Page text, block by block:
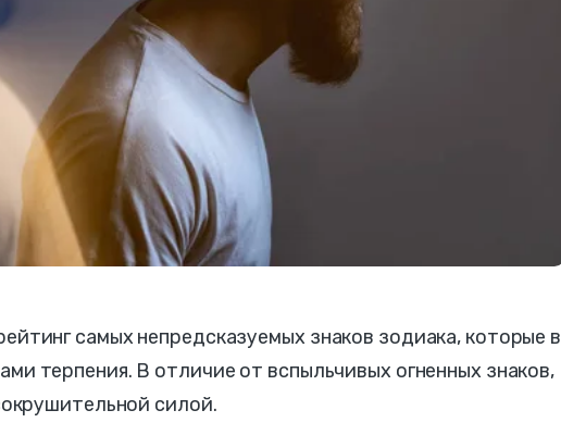
самых непредсказуемых знаков зодиака, которые в
терпения. В отличие от вспыльчивых огненных знаков,
силой.